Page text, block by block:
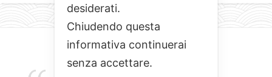
desiderati.
Chiudendo questa
informativa continuerai
senza accettare.